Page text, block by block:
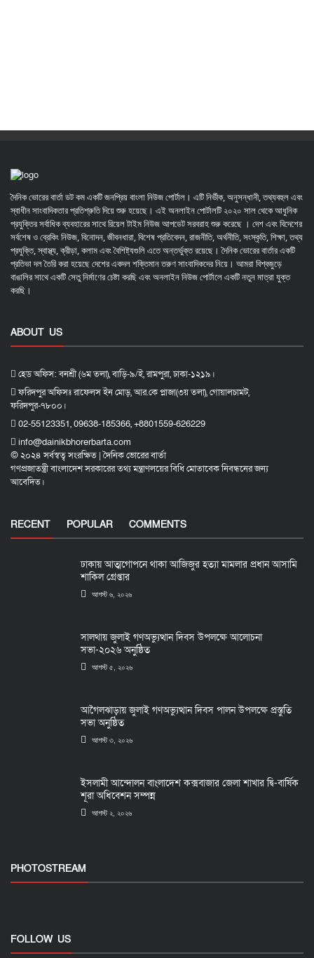
দৈনিক ভোরের বার্তা ডট কম একটি জনপ্রিয় বাংলা নিউজ পোর্টাল। এটি নির্ভীক, অনুসন্ধানী, তথ্যবহুল এবং
স্বাধীন সাংবাদিকতার প্রতিশ্রুতি দিয়ে শুরু হয়েছে। এই অনলাইন পোর্টালটি ২০২০ সাল থেকে আধুনিক
প্রযুক্তির সর্বাধিক ব্যবহারের সাথে রিয়েল টাইম নিউজ আপডেট সরবরাহ শুরু করেছে । দেশ এবং বিদেশের
সর্বশেষ ও ব্রেকিং নিউজ, বিনোদন, জীবনধারা, বিশেষ প্রতিবেদন, রাজনীতি, অর্থনীতি, সংস্কৃতি, শিক্ষা, তথ্য
প্রযুক্তি, স্বাস্থ্য, ক্রীড়া, কলাম এবং বৈশিষ্ট্যগুলি এতে অন্তর্ভুক্ত রয়েছে। দৈনিক ভোরের বার্তার একটি
প্রতিভা দল তৈরি করা হয়েছে দেশের একদল শক্তিমান তরুণ সাংবাদিকদের নিয়ে। আমরা বিশ্বজুড়ে
বাঙালির সাথে একটি সেতু নির্মাণের চেষ্টা করছি এবং অনলাইন নিউজ পোর্টালে একটি নতুন মাত্রা যুক্ত
করছি।
ABOUT US
হেড অফিস: বনশ্রী (৬ম তলা), বাড়ি-৯/ই, রামপুরা, ঢাকা-১২১৯।
ফরিদপুর অফিসঃ রাফেলস ইন মোড়, আর.কে প্লাজা(৩য় তলা), গোয়ালচামট,
ফরিদপুর-৭৮০০।
02-55123351, 09638-185366, +8801559-626229
info@dainikbhorerbarta.com
© ২০২৪ সর্বস্বত্ব সংরক্ষিত | দৈনিক ভোরের বার্তা
গণপ্রজাতন্ত্রী বাংলাদেশ সরকারের তথ্য মন্ত্রাণলয়ের বিধি মোতাবেক নিবন্ধনের জন্য
আবেদিত।
RECENT POPULAR COMMENTS
ঢাকায় আত্মগোপনে থাকা আজিজুর হত্যা মামলার প্রধান আসামি
শাকিল গ্রেপ্তার
আগস্ট ৬, ২০২৬
সালথায় জুলাই গণঅভ্যুত্থান দিবস উপলক্ষে আলোচনা
সভা-২০২৬ অনুষ্ঠিত
আগস্ট ৫, ২০২৬
আগৈলঝাড়ায় জুলাই গণঅভ্যুত্থান দিবস পালন উপলক্ষে প্রস্তুতি
সভা অনুষ্ঠিত
আগস্ট ৩, ২০২৬
ইসলামী আন্দোলন বাংলাদেশ কক্সবাজার জেলা শাখার দ্বি-বার্ষিক
শূরা অধিবেশন সম্পন্ন
আগস্ট ২, ২০২৬
PHOTOSTREAM
FOLLOW US